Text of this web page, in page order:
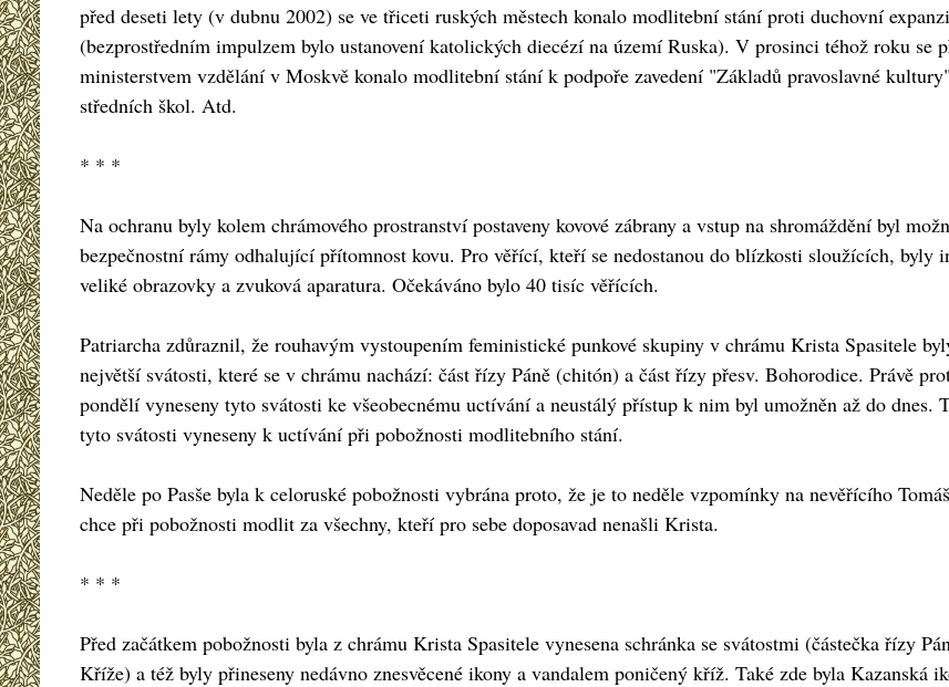
před deseti lety (v dubnu 2002) se ve třiceti ruských městech konalo modlitební stání proti duchovní
(bezprostředním impulzem bylo ustanovení katolických diecézí na území Ruska). V prosinci téhož roku se
ministerstvem vzdělání v Moskvě konalo modlitební stání k podpoře zavedení "Základů pravoslavné
středních škol. Atd.
* * *
Na ochranu byly kolem chrámového prostranství postaveny kovové zábrany a vstup na shromáždění byl
bezpečnostní rámy odhalující přítomnost kovu. Pro věřící, kteří se nedostanou do blízkosti sloužících, byly
veliké obrazovky a zvuková aparatura. Očekáváno bylo 40 tisíc věřících.
Patriarcha zdůraznil, že rouhavým vystoupením feministické punkové skupiny v chrámu Krista Spasitele
největší svátosti, které se v chrámu nachází: část řízy Páně (chitón) a část řízy přesv. Bohorodice. Právě
pondělí vyneseny tyto svátosti ke všeobecnému uctívání a neustálý přístup k nim byl umožněn až do dnes.
tyto svátosti vyneseny k uctívání při pobožnosti modlitebního stání.
Neděle po Pasše byla k celoruské pobožnosti vybrána proto, že je to neděle vzpomínky na nevěřícího
chce při pobožnosti modlit za všechny, kteří pro sebe doposavad nenašli Krista.
* * *
Před začátkem pobožnosti byla z chrámu Krista Spasitele vynesena schránka se svátostmi (částečka řízy
Kříže) a též byly přineseny nedávno znesvěcené ikony a vandalem poničený kříž. Také zde byla Kazanská